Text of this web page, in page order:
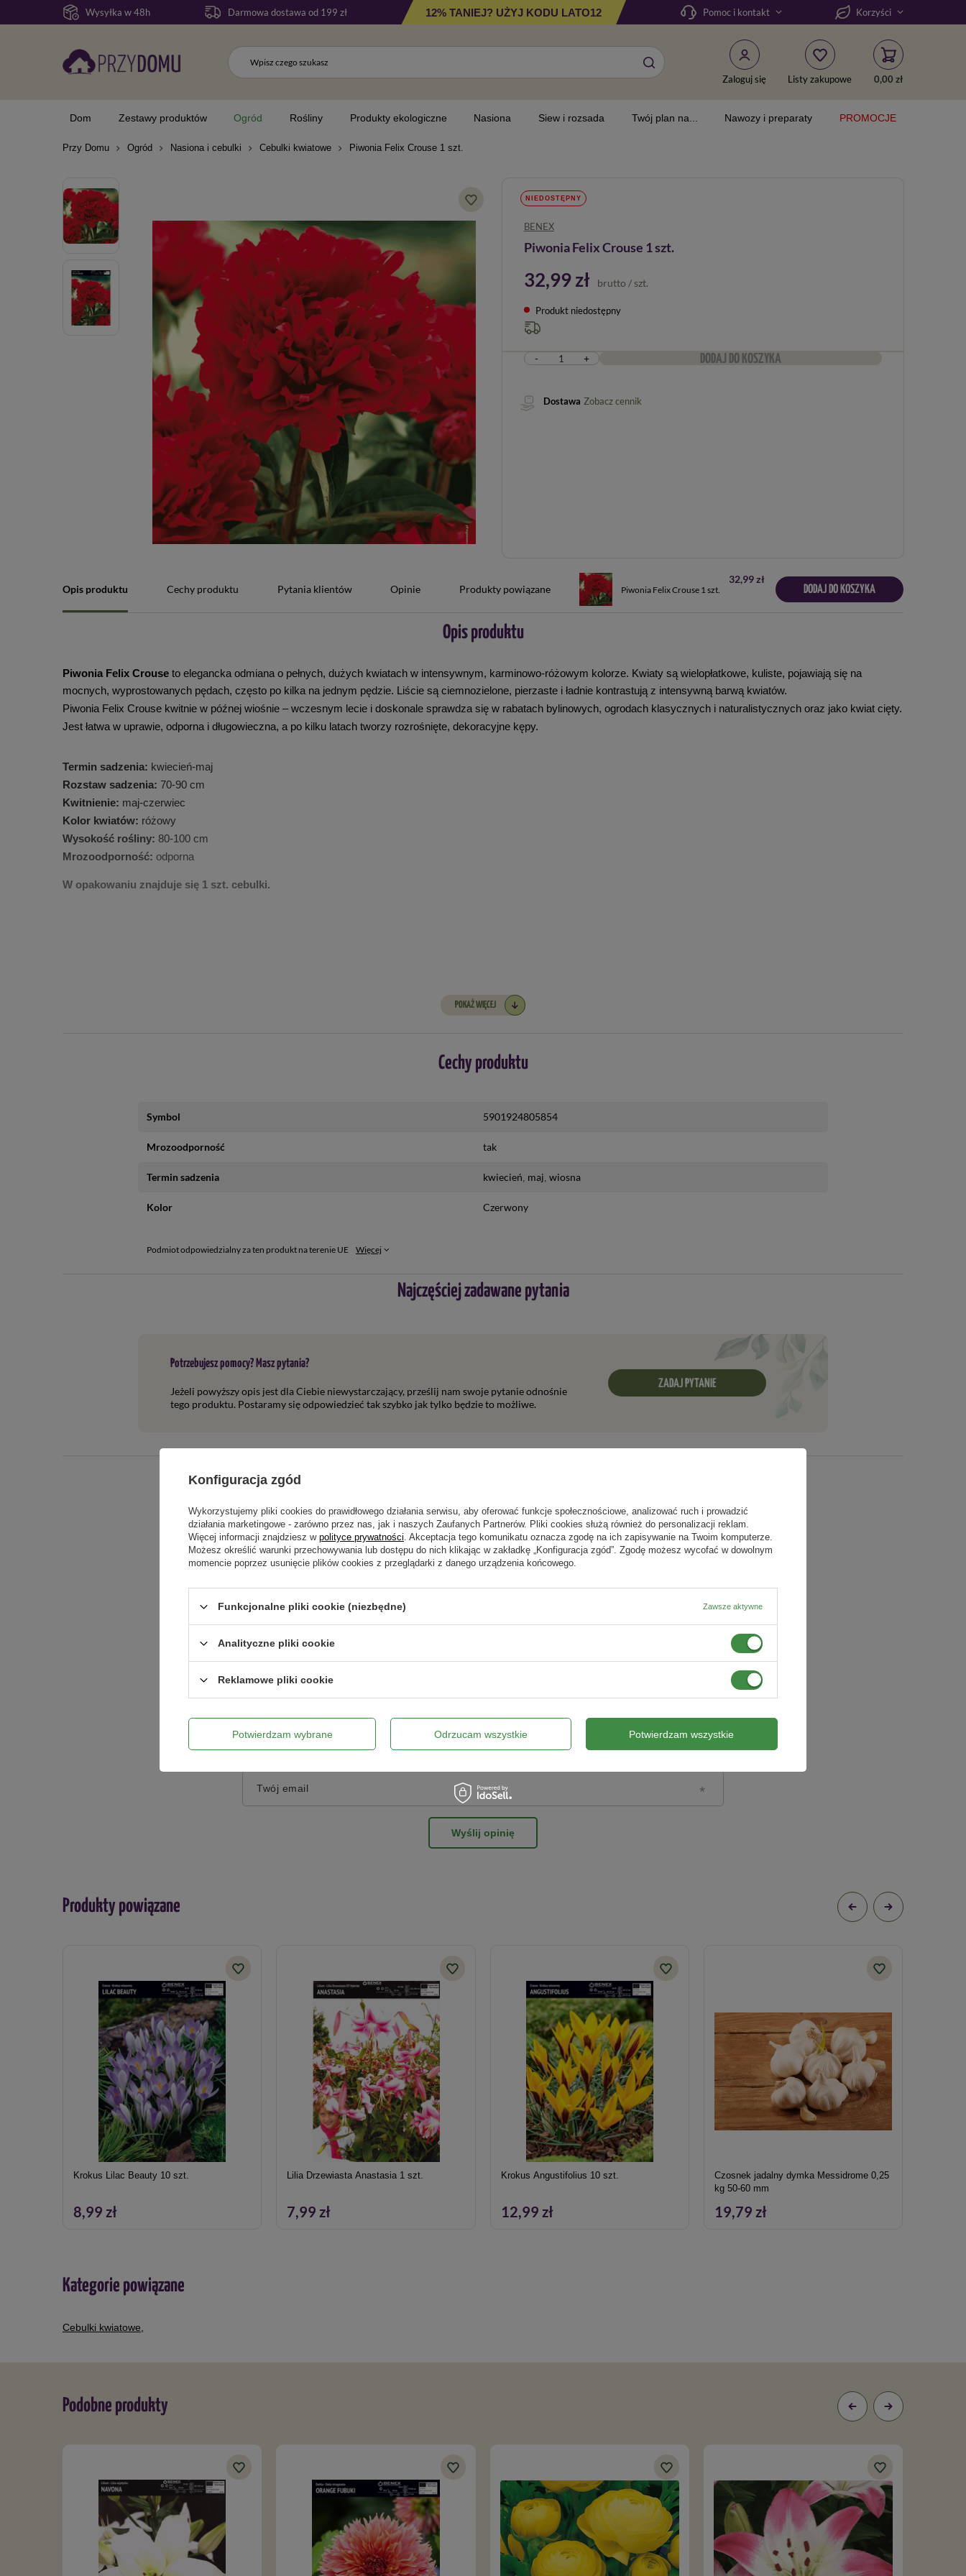
Wysyłka w 48h Darmowa dostawa od 199 zł 12% TANIEJ? UŻYJ KODU LATO12 Pomoc i kontakt Korzyści
Zaloguj się Listy zakupowe 0,00 zł
Dom Zestawy produktów Ogród Rośliny Produkty ekologiczne Nasiona Siew i rozsada Twój plan na... Nawozy i preparaty PROMOCJE
Przy Domu Ogród Nasiona i cebulki Cebulki kwiatowe Piwonia Felix Crouse 1 szt.
NIEDOSTĘPNY
BENEX
Piwonia Felix Crouse 1 szt.
32,99 zł brutto / szt.
Produkt niedostępny
- + DODAJ DO KOSZYKA
Dostawa Zobacz cennik
Opis produktu Cechy produktu Pytania klientów Opinie Produkty powiązane Piwonia Felix Crouse 1 szt.
32,99 zł
DODAJ DO KOSZYKA
Opis produktu
Piwonia Felix Crouse to elegancka odmiana o pełnych, dużych kwiatach w intensywnym, karminowo-różowym kolorze. Kwiaty są wielopłatkowe, kuliste, pojawiają się na
mocnych, wyprostowanych pędach, często po kilka na jednym pędzie. Liście są ciemnozielone, pierzaste i ładnie kontrastują z intensywną barwą kwiatów.
Piwonia Felix Crouse kwitnie w późnej wiośnie – wczesnym lecie i doskonale sprawdza się w rabatach bylinowych, ogrodach klasycznych i naturalistycznych oraz jako kwiat cięty.
Jest łatwa w uprawie, odporna i długowieczna, a po kilku latach tworzy rozrośnięte, dekoracyjne kępy.
Termin sadzenia: kwiecień-maj
Rozstaw sadzenia: 70-90 cm
Kwitnienie: maj-czerwiec
Kolor kwiatów: różowy
Wysokość rośliny: 80-100 cm
Mrozoodporność: odporna
W opakowaniu znajduje się 1 szt. cebulki.
POKAŻ WIĘCEJ
Cechy produktu
Symbol 5901924805854
Mrozoodporność tak
Termin sadzenia kwiecień maj wiosna
Kolor Czerwony
Podmiot odpowiedzialny za ten produkt na terenie UE Więcej
Najczęściej zadawane pytania
Potrzebujesz pomocy? Masz pytania?
Jeżeli powyższy opis jest dla Ciebie niewystarczający, prześlij nam swoje pytanie odnośnie
tego produktu. Postaramy się odpowiedzieć tak szybko jak tylko będzie to możliwe.
ZADAJ PYTANIE
Twoja ocena:
5/5
Dodaj własne zdjęcie produktu:
Twoje imię
Twój email
Wyślij opinię
Produkty powiązane
Krokus Lilac Beauty 10 szt.
8,99 zł
Lilia Drzewiasta Anastasia 1 szt.
7,99 zł
Krokus Angustifolius 10 szt.
12,99 zł
Czosnek jadalny dymka Messidrome 0,25
kg 50-60 mm
19,79 zł
Kategorie powiązane
Cebulki kwiatowe
Podobne produkty
Konfiguracja zgód
Wykorzystujemy pliki cookies do prawidłowego działania serwisu, aby oferować funkcje społecznościowe, analizować ruch i prowadzić
działania marketingowe - zarówno przez nas, jak i naszych Zaufanych Partnerów. Pliki cookies służą również do personalizacji reklam.
Więcej informacji znajdziesz w polityce prywatności. Akceptacja tego komunikatu oznacza zgodę na ich zapisywanie na Twoim komputerze.
Możesz określić warunki przechowywania lub dostępu do nich klikając w zakładkę „Konfiguracja zgód”. Zgodę możesz wycofać w dowolnym
momencie poprzez usunięcie plików cookies z przeglądarki z danego urządzenia końcowego.
Funkcjonalne pliki cookie (niezbędne) Zawsze aktywne
Analityczne pliki cookie
Reklamowe pliki cookie
Potwierdzam wybrane Odrzucam wszystkie Potwierdzam wszystkie